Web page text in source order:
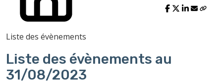
Liste des évènements
Liste des évènements au
31/08/2023